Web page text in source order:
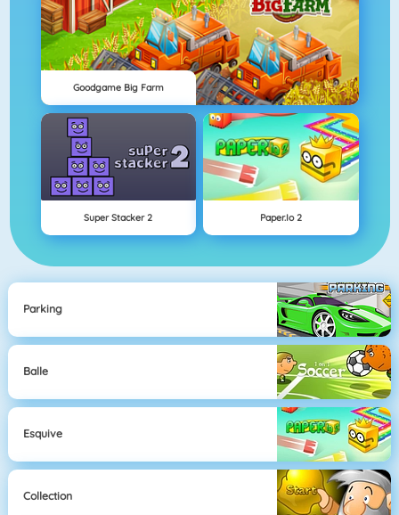
Goodgame Big Farm
Super Stacker 2 Paper.io 2
Parking
Balle
Esquive
Collection